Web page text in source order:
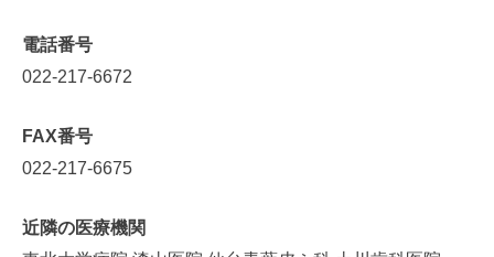
電話番号
022-217-6672
FAX番号
022-217-6675
近隣の医療機関